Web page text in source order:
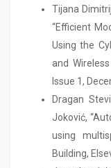
Tijana
“Efficient
Using the
and
Issuе 1,
Dragan
Joković,
using
Building,